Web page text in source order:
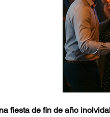
fiesta de fin de año